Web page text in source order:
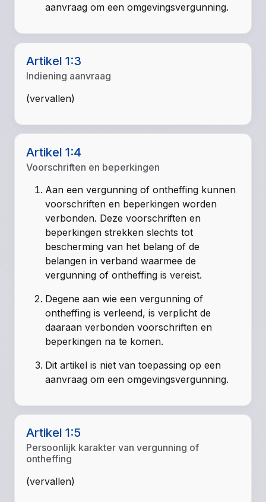
aanvraag om een omgevingsvergunning.
Artikel 1:3
Indiening aanvraag
(vervallen)
Artikel 1:4
Voorschriften en beperkingen
Aan een vergunning of ontheffing kunnen
voorschriften en beperkingen worden
verbonden. Deze voorschriften en
beperkingen strekken slechts tot
bescherming van het belang of de
belangen in verband waarmee de
vergunning of ontheffing is vereist.
Degene aan wie een vergunning of
ontheffing is verleend, is verplicht de
daaraan verbonden voorschriften en
beperkingen na te komen.
Dit artikel is niet van toepassing op een
aanvraag om een omgevingsvergunning.
Artikel 1:5
Persoonlijk karakter van vergunning of
ontheffing
(vervallen)